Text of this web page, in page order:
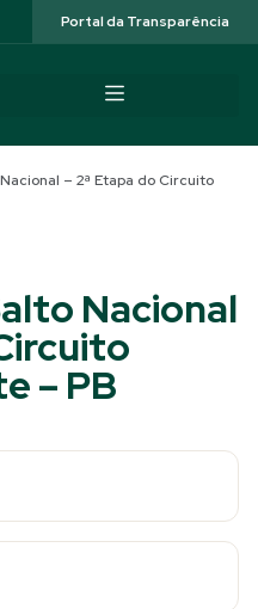
Portal da Transparência
– 2ª Etapa do Circuito
Nacional
– PB